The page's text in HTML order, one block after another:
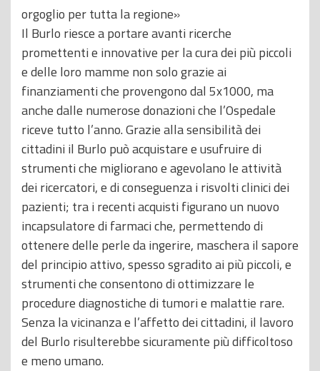
orgoglio per tutta la regione»
Il Burlo riesce a portare avanti ricerche
promettenti e innovative per la cura dei più piccoli
e delle loro mamme non solo grazie ai
finanziamenti che provengono dal 5x1000, ma
anche dalle numerose donazioni che l’Ospedale
riceve tutto l’anno. Grazie alla sensibilità dei
cittadini il Burlo può acquistare e usufruire di
strumenti che migliorano e agevolano le attività
dei ricercatori, e di conseguenza i risvolti clinici dei
pazienti; tra i recenti acquisti figurano un nuovo
incapsulatore di farmaci che, permettendo di
ottenere delle perle da ingerire, maschera il sapore
del principio attivo, spesso sgradito ai più piccoli, e
strumenti che consentono di ottimizzare le
procedure diagnostiche di tumori e malattie rare.
Senza la vicinanza e l’affetto dei cittadini, il lavoro
del Burlo risulterebbe sicuramente più difficoltoso
e meno umano.